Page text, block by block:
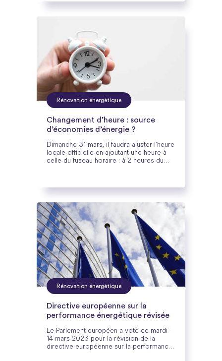
Rénovation énergétique
Changement d’heure : source
d’économies d’énergie ?
Dimanche 31 mars, il faudra ajuster l’heure
locale officielle en ajoutant une heure à
celle du fuseau horaire : à 2 heures du
Rénovation énergétique
Directive européenne sur la
performance énergétique révisée
Le Parlement européen a voté ce mardi
14 mars 2023 pour la révision de la
directive européenne sur la performance